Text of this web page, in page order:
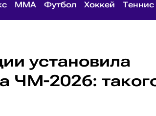
MMA Футбол Хоккей Теннис
установила
ЧМ-2026: